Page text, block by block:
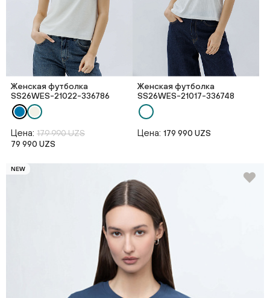
Женская футболка
SS26WES-21022-336786
Цена: 179 990 UZS
79 990 UZS
Женская футболка
SS26WES-21017-336748
Цена: 179 990 UZS
NEW